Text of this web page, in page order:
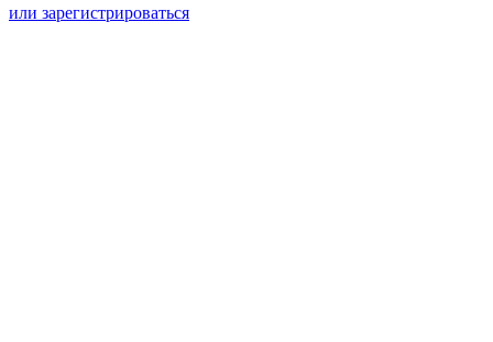
или зарегистрироваться